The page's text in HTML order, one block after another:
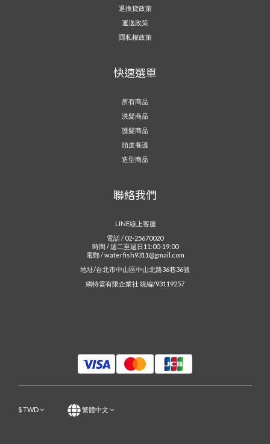
退換貨政策
運送政策
隱私權政策
快速選單
所有商品
洗髮商品
護髮商品
頭皮養護
造型商品
聯絡我們
LINE線上客服
電話 / 02-25670020
時間 / 週二至週日11:00-19:00
電郵 / waterfish9311@gmail.com
地址/台北市中山區中山北路36巷36號
網特雲有限企業社 統編/93119257
$TWD 繁體中文